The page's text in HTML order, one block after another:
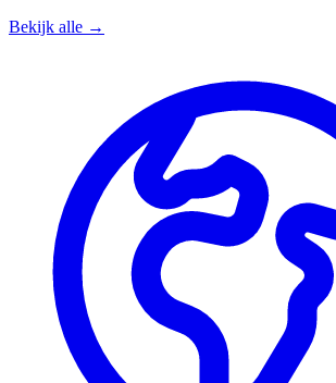
Bekijk alle →